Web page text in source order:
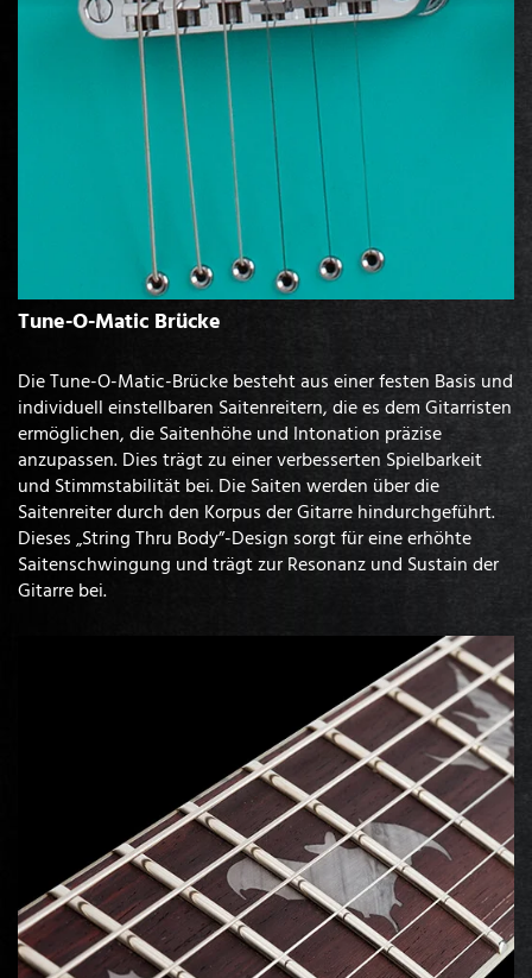
Tune-O-Matic Brücke
Die Tune-O-Matic-Brücke besteht aus einer festen Basis und
individuell einstellbaren Saitenreitern, die es dem Gitarristen
ermöglichen, die Saitenhöhe und Intonation präzise
anzupassen. Dies trägt zu einer verbesserten Spielbarkeit
und Stimmstabilität bei. Die Saiten werden über die
Saitenreiter durch den Korpus der Gitarre hindurchgeführt.
Dieses „String Thru Body”-Design sorgt für eine erhöhte
Saitenschwingung und trägt zur Resonanz und Sustain der
Gitarre bei.